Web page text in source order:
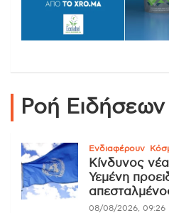
Ροή Ειδήσεων
Ενδιαφέρουν
Κίνδυνος
Υεμένη
08/08/2026, 09:26